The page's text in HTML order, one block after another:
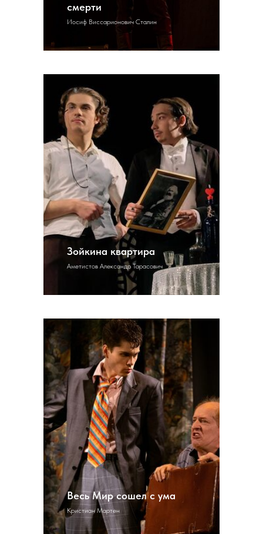
смерти
Иосиф Виссарионович Сталин
Зойкина квартира
Аметистов Александр Тарасович
Весь Мир сошел с ума
Кристиан Мартен